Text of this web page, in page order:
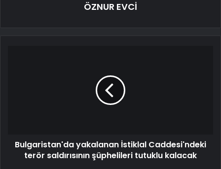
ÖZNUR EVCİ
Bulgaristan'da yakalanan İstiklal Caddesi'ndeki
terör saldırısının şüphelileri tutuklu kalacak